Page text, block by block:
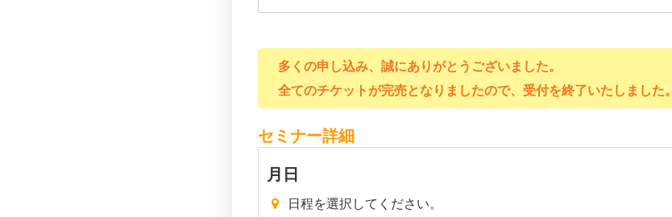
多くの申し込み、誠にありがとうございました。
全てのチケットが完売となりましたので、受付を終了いたしました。
セミナー詳細
月 日
日程を選択してください。